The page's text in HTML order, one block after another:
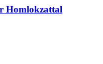
Homlokzattal